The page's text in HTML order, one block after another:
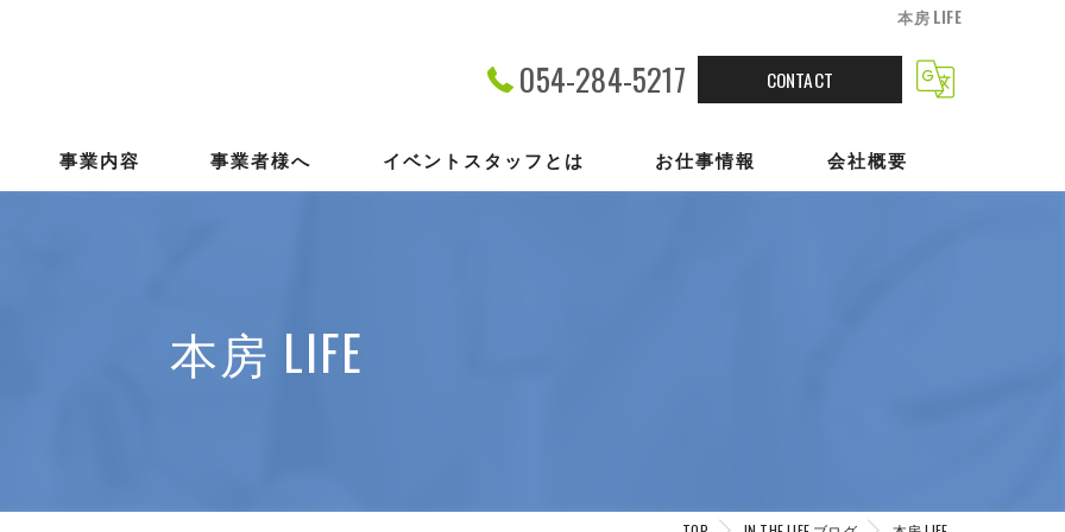
本房 LIFE
054-284-5217 CONTACT
事業内容 事業者様へ イベントスタッフとは お仕事情報 会社概要
本房 LIFE